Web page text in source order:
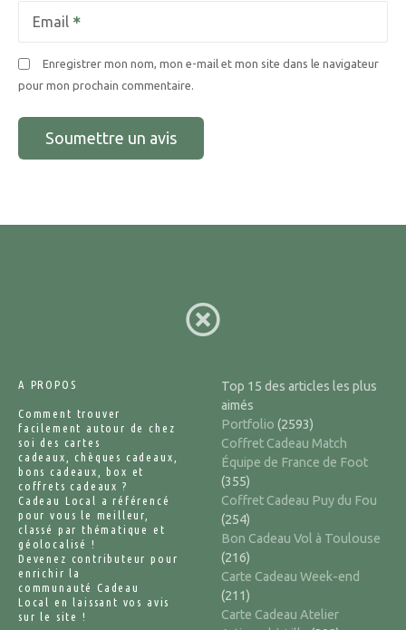
Email
Enregistrer mon nom, mon e-mail et mon site dans le navigateur
pour mon prochain commentaire.
A PROPOS
Comment trouver
facilement autour de chez
soi des cartes
cadeaux, chèques cadeaux,
bons cadeaux, box et
coffrets cadeaux ?
Cadeau Local a référencé
pour vous le meilleur,
classé par thématique et
géolocalisé !
Devenez contributeur pour
enrichir la
communauté Cadeau
Local en laissant vos avis
sur le site !
Top 15 des articles les plus
aimés
Portfolio (2593)
Coffret Cadeau Match
Équipe de France de Foot
(355)
Coffret Cadeau Puy du Fou
(254)
Bon Cadeau Vol à Toulouse
(216)
Carte Cadeau Week-end
(211)
Carte Cadeau Atelier